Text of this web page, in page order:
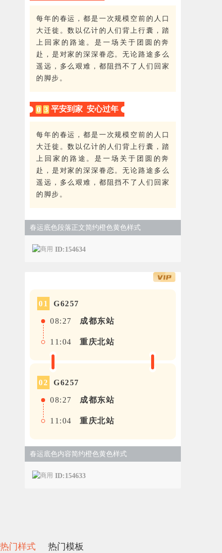
每年的春运，都是一次规模空前的人口
大迁徙。数以亿计的人们背上行囊，踏
上回家的路途。是一场关于团圆的奔
赴，是对家的深深眷恋。无论路途多么
遥远，多么艰难，都阻挡不了人们回家
的脚步。
0 3 平安到家 安心过年
每年的春运，都是一次规模空前的人口
大迁徙。数以亿计的人们背上行囊，踏
上回家的路途。是一场关于团圆的奔
赴，是对家的深深眷恋。无论路途多么
遥远，多么艰难，都阻挡不了人们回家
的脚步。
春运底色段落正文简约橙色黄色样式
ID:154634
01 G6257
08:27 成都东站
11:04 重庆北站
02 G6257
08:27 成都东站
11:04 重庆北站
春运底色内容简约橙色黄色样式
ID:154633
热门样式 热门模板